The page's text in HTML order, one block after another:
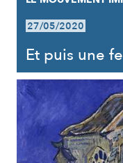
27/05/2020
Et puis une